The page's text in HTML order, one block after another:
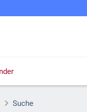
Suche